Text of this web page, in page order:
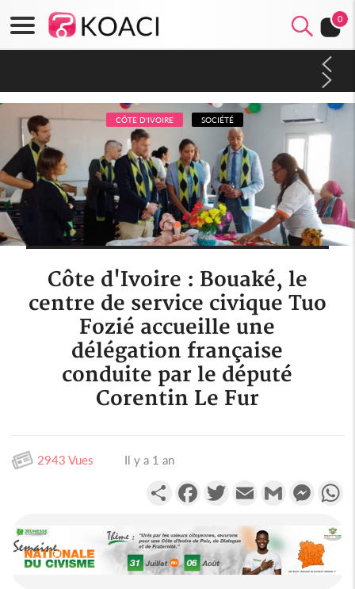
0
de la Guinée
CÔTE D'IVOIRE SOCIÉTÉ
Côte d'Ivoire : Bouaké, le
centre de service civique Tuo
Fozié accueille une
délégation française
conduite par le député
Corentin Le Fur
2943 Vues Il y a 1 an
PartagerFacebookTwitterEmail Gmail